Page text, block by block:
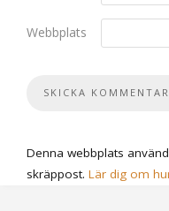
Webbplats
Denna webbplats
skräppost. Lär dig om